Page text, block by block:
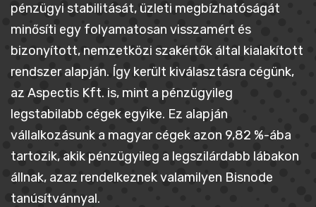
pénzügyi stabilitását, üzleti megbízhatóságát
minősíti egy folyamatosan visszamért és
bizonyított, nemzetközi szakértők által kialakított
rendszer alapján. Így került kiválasztásra cégünk,
az Aspectis Kft. is, mint a pénzügyileg
legstabilabb cégek egyike. Ez alapján
vállalkozásunk a magyar cégek azon 9,82 %-ába
tartozik, akik pénzügyileg a legszilárdabb lábakon
állnak, azaz rendelkeznek valamilyen Bisnode
tanúsítvánnyal.